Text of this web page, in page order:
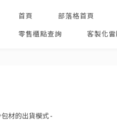
首頁 部落格首頁
零售櫃點查詢 客製化
材的出貨模式 -